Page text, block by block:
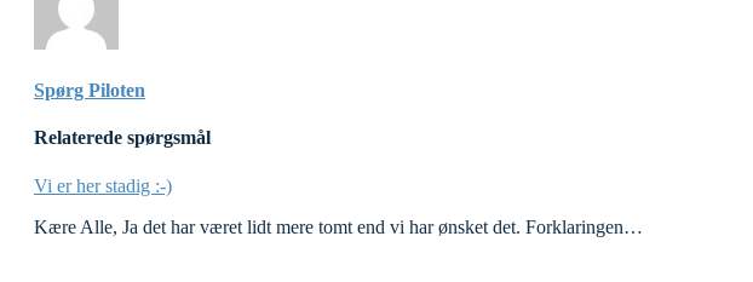
Spørg Piloten
Relaterede spørgsmål
Vi er her stadig :-)
Kære Alle, Ja det har været lidt mere tomt end vi har ønsket det. Forklaringen…